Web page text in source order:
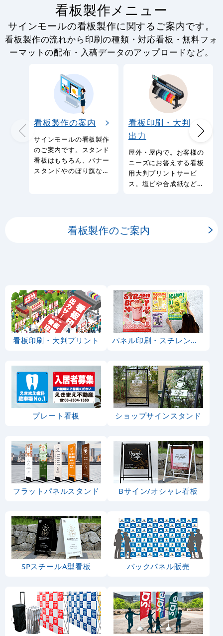
看板製作メニュー
サインモールの看板製作に関するご案内です。
看板製作の流れから印刷の種類・対応看板・無料フォ
ーマットの配布・入稿データのアップロードなど。
看板製作の案内
サインモールの看板製作
のご案内です。スタンド
看板はもちろん、バナー
スタンドやのぼり旗など
看板印刷・大判
出力
屋外・屋内で。お客様の
ニーズにお答えする看板
用大判プリントサービ
ス。塩ビや合成紙など看
看板製作のご案内
看板印刷・大判プリント パネル印刷・スチレンボード
プレート看板 ショップサインスタンド
フラットパネルスタンド Bサイン/オシャレ看板
SPスチールA型看板 バックパネル販売